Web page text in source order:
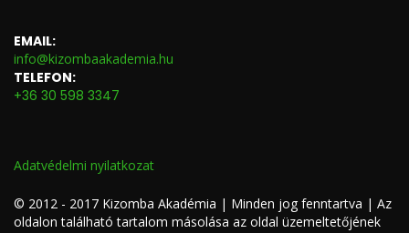
EMAIL:
info@kizombaakademia.hu
TELEFON:
+36 30 598 3347
Adatvédelmi nyilatkozat
© 2012 - 2017 Kizomba Akadémia | Minden jog fenntartva | Az
oldalon található tartalom másolása az oldal üzemeltetőjének